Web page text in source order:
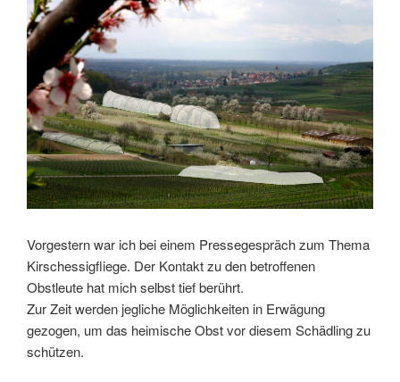
Vorgestern war ich bei einem Pressegespräch zum Thema
Kirschessigfliege. Der Kontakt zu den betroffenen
Obstleute hat mich selbst tief berührt.
Zur Zeit werden jegliche Möglichkeiten in Erwägung
gezogen, um das heimische Obst vor diesem Schädling zu
schützen.